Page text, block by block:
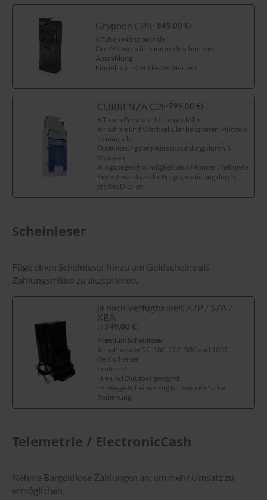
Gryphon CPI(+849,00€)
6 Tuben Münzwechsler
Drei Motoren für eine noch schnellere
Auszahlung
Einstellbar 5 Cent bis 2€ Münzen
CURRENZA C2(+799,00 €)
6 Tuben Premium-Münzwechsler
Annahme und Wechsel aller bekannten Münzen
ist möglich
Optimierung der Münzauszahlung durch 3
Motoren
Ausgabegeschwindigkeit bis 6 Münzen / Sekunde
Einfache und rasche Programmierung durch
großes Display
Scheinleser
Füge einen Scheinleser hinzu um Geldscheine als
Zahlungsmittel zu akzeptieren.
je nach Verfügbarkeit X7P / S7A /
XBA
(+749,00 €)
Premium Scheinleser
Annahme von 5€, 10€, 20€, 50€ und 100€
Geldscheinen
Features:
- In- und Outdoor geeignet
- 4-Wege-Scheineinzug für extra einfache
Bedienung
Telemetrie / ElectronicCash
Nehme Bargeldlose Zahlungen an, um mehr Umsatz zu
ermöglichen.